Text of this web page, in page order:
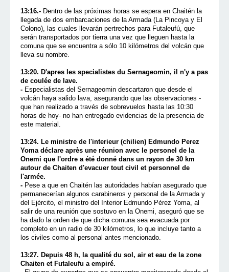
13:16.- Dentro de las próximas horas se espera en Chaitén la
llegada de dos embarcaciones de la Armada (La Pincoya y El
Colono), las cuales llevarán pertrechos para Futaleufú, que
serán transportados por tierra una vez que lleguen hasta la
comuna que se encuentra a sólo 10 kilómetros del volcán que
lleva su nombre.
13:20. D'apres les specialistes du Sernageomin, il n'y a pas
de coulée de lave.
- Especialistas del Sernageomin descartaron que desde el
volcán haya salido lava, asegurando que las observaciones -
que han realizado a través de sobrevuelos hasta las 10:30
horas de hoy- no han entregado evidencias de la presencia de
este material.
13:24. Le ministre de l'interieur (chilien) Edmundo Perez
Yoma déclare après une réunion avec le personel de la
Onemi que l'ordre a été donné dans un rayon de 30 km
autour de Chaiten d'evacuer tout civil et personnel de
l'armée.
- Pese a que en Chaitén las autoridades habían asegurado que
permanecerían algunos carabineros y personal de la Armada y
del Ejército, el ministro del Interior Edmundo Pérez Yoma, al
salir de una reunión que sostuvo en la Onemi, aseguró que se
ha dado la orden de que dicha comuna sea evacuada por
completo en un radio de 30 kilómetros, lo que incluye tanto a
los civiles como al personal antes mencionado.
13:27. Depuis 48 h, la qualité du sol, air et eau de la zone
Chaiten et Futaleufu a empiré.